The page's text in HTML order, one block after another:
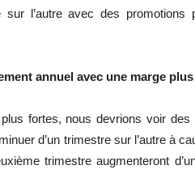
sur l’autre avec des promotions
annuel avec une marge plus
fortes, nous devrions voir
d’un trimestre sur l’autre à
trimestre augmenteront